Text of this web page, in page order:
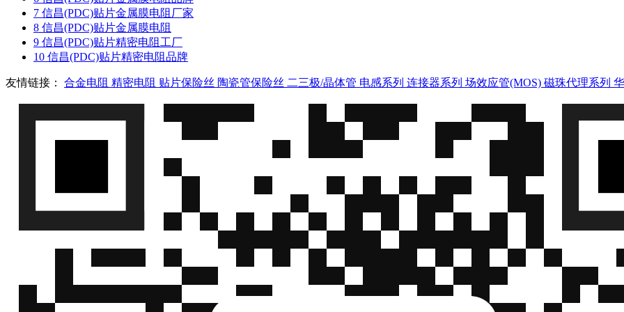
7 信昌(PDC)贴片金属膜电阻厂家
8 信昌(PDC)贴片金属膜电阻
9 信昌(PDC)贴片精密电阻工厂
10 信昌(PDC)贴片精密电阻品牌
友情链接： 合金电阻 精密电阻 贴片保险丝 陶瓷管保险丝 二三极/晶体管 电感系列 连接器系列 场效应管(MOS) 磁珠代理系列